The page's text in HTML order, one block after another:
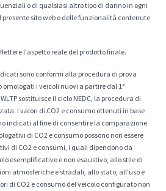
o di qualsiasi altro tipo di danno in ogni
sito web o delle funzionalità contenute
l'aspetto reale del prodotto finale.
sono conformi alla procedura di prova
omologati i veicoli nuovi a partire dal 1°
sostituisce il ciclo NEDC, la procedura di
I valori di CO2 e consumo ottenuti in base
indicati al fine di consentire la comparazione
di CO2 e consumo possono non essere
di CO2 e consumi, i quali dipendono da
esemplificativo e non esaustivo, allo stile di
atmosferiche e stradali, allo stato, all'uso e
di CO2 e consumo del veicolo configurato non